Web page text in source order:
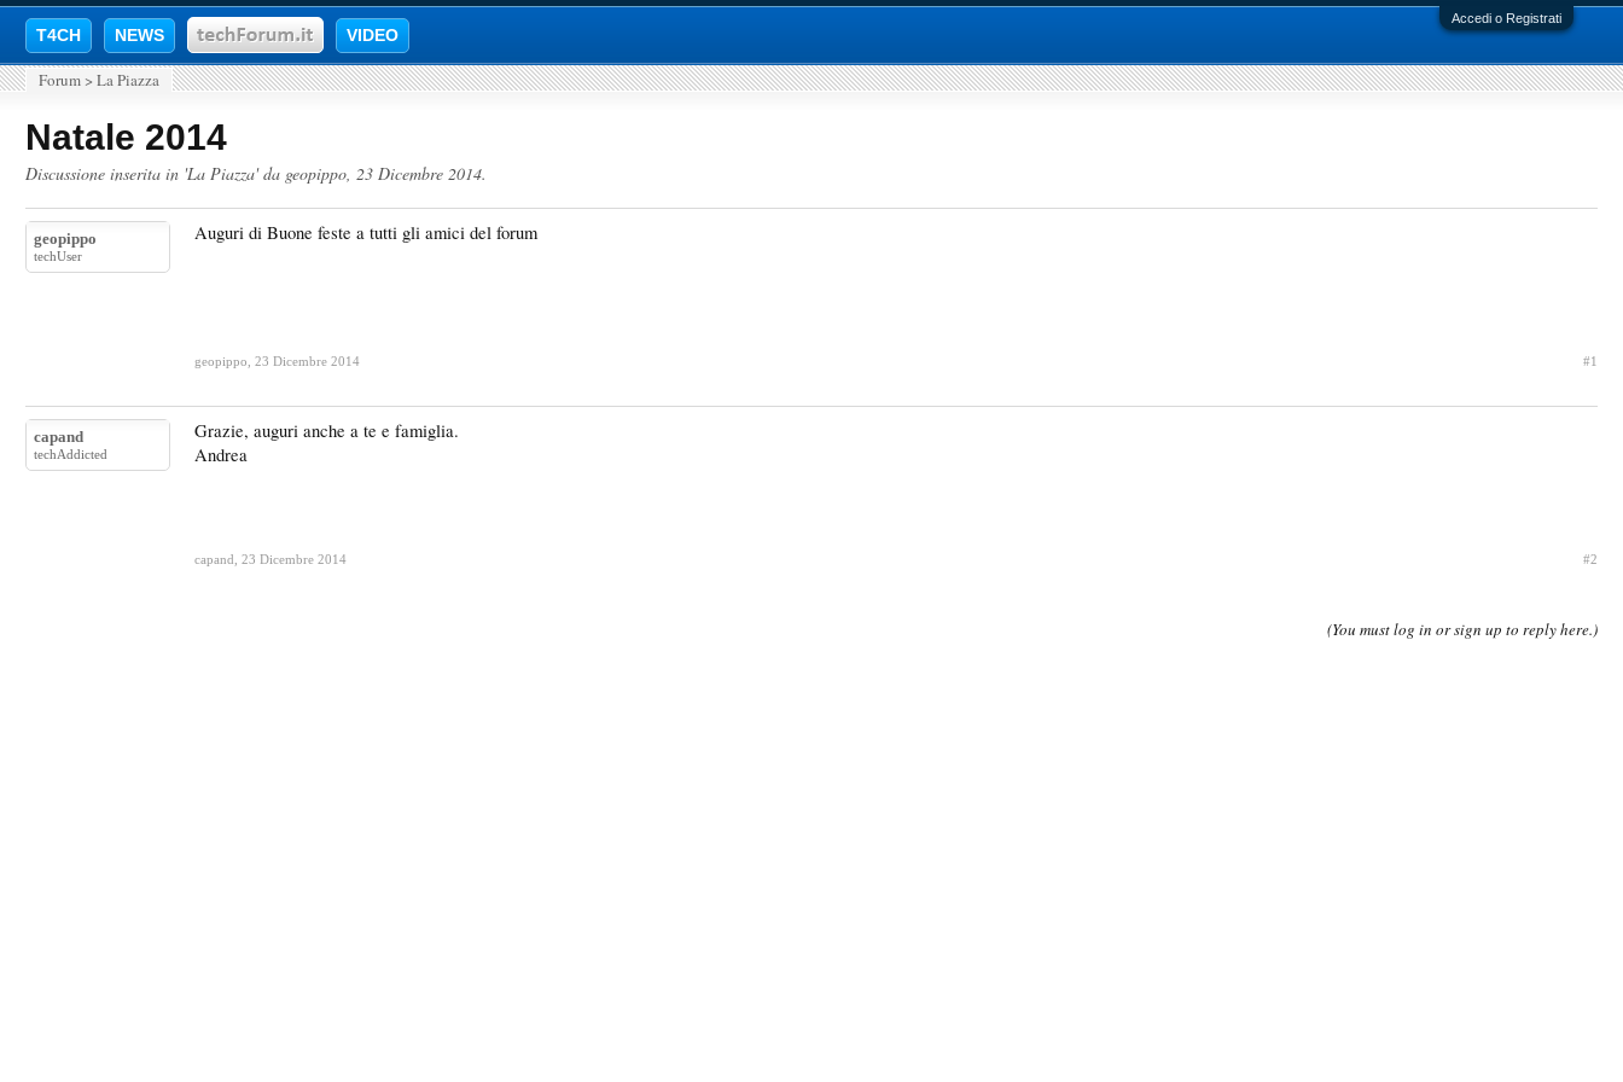
Accedi o Registrati
T4CH NEWS VIDEO
Forum > La Piazza
Natale 2014
Discussione inserita in 'La Piazza' da geopippo, 23 Dicembre 2014.
geopippo
techUser
Auguri di Buone feste a tutti gli amici del forum
geopippo 23 Dicembre 2014 #1
capand
techAddicted
Grazie, auguri anche a te e famiglia.
Andrea
capand 23 Dicembre 2014 #2
(You must log in or sign up to reply here.)